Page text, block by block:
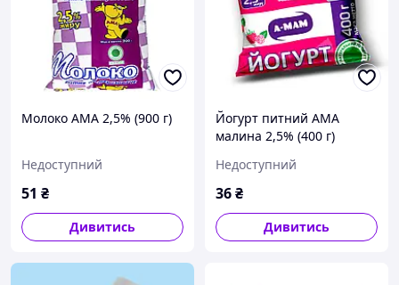
Молоко АМА 2,5% (900 г)
Недоступний
51 ₴
Дивитись
Йогурт питний АМА
малина 2,5% (400 г)
Недоступний
36₴
Дивитись